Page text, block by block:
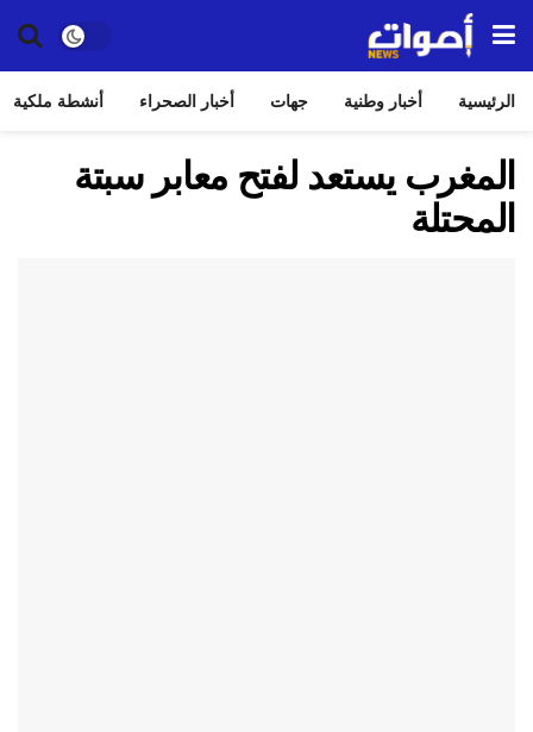
الرئيسية أخبار وطنية جهات أخبار الصحراء أنشطة ملكية
المغرب يستعد لفتح معابر سبتة
المحتلة